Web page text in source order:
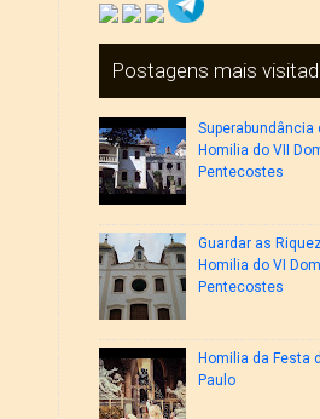
Postagens mais
Superabundância
Homilia do VII
Pentecostes
Guardar as
Homilia do VI
Pentecostes
Homilia da Festa
Paulo